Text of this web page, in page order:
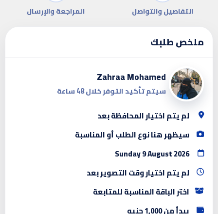
التفاصيل والتواصل المراجعة والإرسال
ملخص طلبك
Zahraa Mohamed
سيتم تأكيد التوفر خلال 48 ساعة
لم يتم اختيار المحافظة بعد
سيظهر هنا نوع الطلب أو المناسبة
Sunday 9 August 2026
لم يتم اختيار وقت التصوير بعد
اختر الباقة المناسبة للمتابعة
يبدأ من 1,000 جنيه